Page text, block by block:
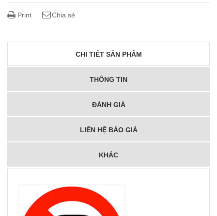
Print Chia sẻ
CHI TIẾT SẢN PHẨM
THÔNG TIN
ĐÁNH GIÁ
LIÊN HỆ BÁO GIÁ
KHÁC